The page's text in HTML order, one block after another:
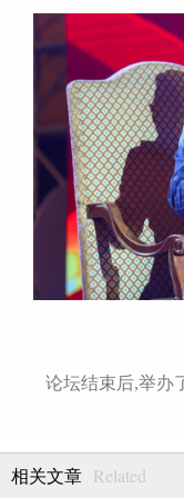
论坛结束后,举办
相关文章 Related